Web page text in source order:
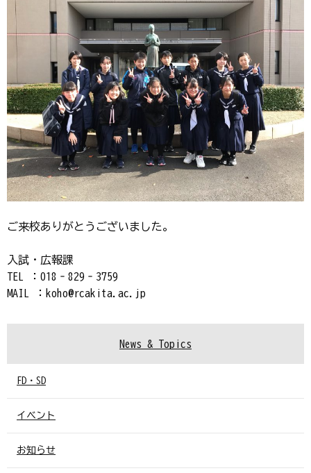
ご来校ありがとうございました。
入試・広報課
TEL ：018‐829‐3759
MAIL ：koho@rcakita.ac.jp
News & Topics
FD・SD
イベント
お知らせ